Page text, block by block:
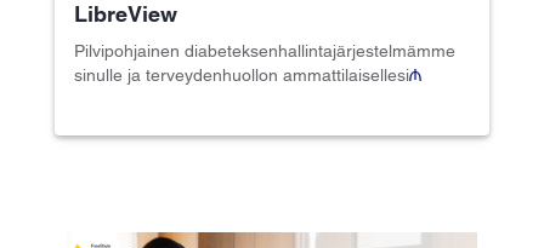
LibreView
Pilvipohjainen diabeteksenhallintajärjestelmämme
sinulle ja terveydenhuollon ammattilaisellesi₼